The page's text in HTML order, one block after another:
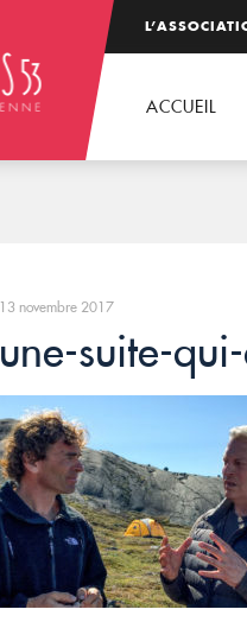
ACCUEIL
13 novembre 2017
une-suite-